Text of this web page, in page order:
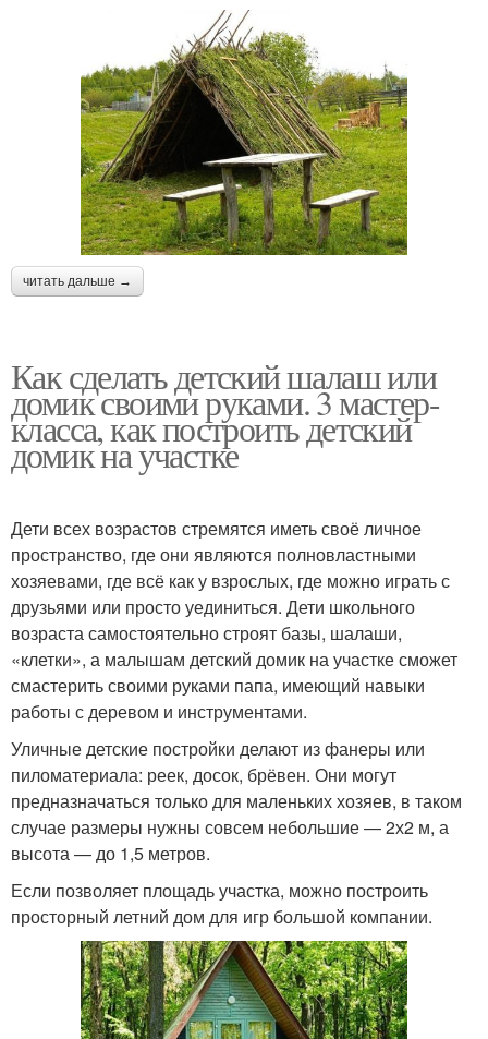
читать дальше →
Как сделать детский шалаш или
домик своими руками. 3 мастер-
класса, как построить детский
домик на участке
Дети всех возрастов стремятся иметь своё личное
пространство, где они являются полновластными
хозяевами, где всё как у взрослых, где можно играть с
друзьями или просто уединиться. Дети школьного
возраста самостоятельно строят базы, шалаши,
«клетки», а малышам детский домик на участке сможет
смастерить своими руками папа, имеющий навыки
работы с деревом и инструментами.
Уличные детские постройки делают из фанеры или
пиломатериала: реек, досок, брёвен. Они могут
предназначаться только для маленьких хозяев, в таком
случае размеры нужны совсем небольшие — 2х2 м, а
высота — до 1,5 метров.
Если позволяет площадь участка, можно построить
просторный летний дом для игр большой компании.